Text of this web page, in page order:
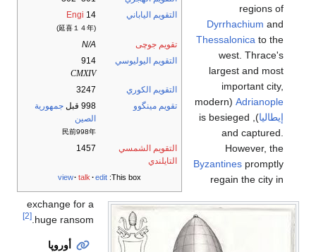
التقويم الياباني
Engi 14
(延喜１４年)
تقويم جوچى
N/A
التقويم اليوليوسي
914
CMXIV
التقويم الكوري
3247
تقويم مينگوو
998 قبل
جمهورية
الصين
民前998年
التقويم الشمسي
التايلندي
1457
This box:
view talk edit
regions of
Dyrrhachium and
Thessalonica to the
west. Thrace's
largest and most
important city,
Adrianople
(modern
إيطاليا
), is besieged
and captured.
However, the
Byzantinespromptly
regain the city in
exchange for a
huge ransom.
[2]
أوروپا